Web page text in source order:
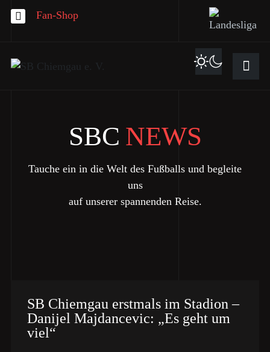
Fan-Shop
SBC NEWS
Tauche ein in die Welt des Fußballs und begleite
uns
auf unserer spannenden Reise.
SB Chiemgau erstmals im Stadion –
Danijel Majdancevic: „Es geht um
viel“